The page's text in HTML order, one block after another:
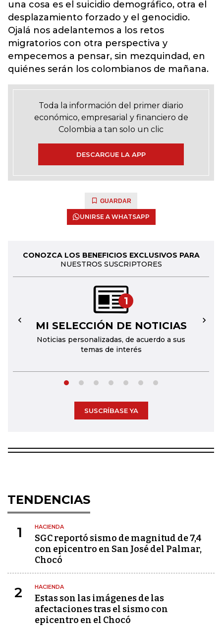
una cosa es el suicidio demográfico, otra el
desplazamiento forzado y el genocidio.
Ojalá nos adelantemos a los retos
migratorios con otra perspectiva y
empecemos a pensar, sin mezquindad, en
quiénes serán los colombianos de mañana.
Toda la información del primer diario
económico, empresarial y financiero de
Colombia a tan solo un clic
DESCARGUE LA APP
GUARDAR
UNIRSE A WHATSAPP
CONOZCA LOS BENEFICIOS EXCLUSIVOS PARA
NUESTROS SUSCRIPTORES
1
MI SELECCIÓN DE NOTICIAS
Noticias personalizadas, de acuerdo a sus
temas de interés
← →
SUSCRÍBASE YA
TENDENCIAS
1 HACIENDA
SGC reportó sismo de magnitud de 7,4
con epicentro en San José del Palmar,
Chocó
2 HACIENDA
Estas son las imágenes de las
afectaciones tras el sismo con
epicentro en el Chocó